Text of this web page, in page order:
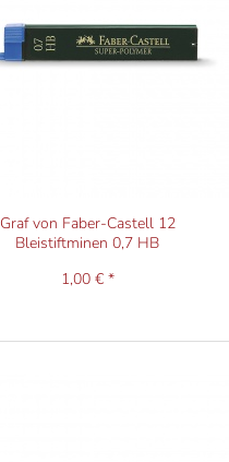
Graf von Faber-Castell 12
Bleistiftminen 0,7 HB
1,00 € *